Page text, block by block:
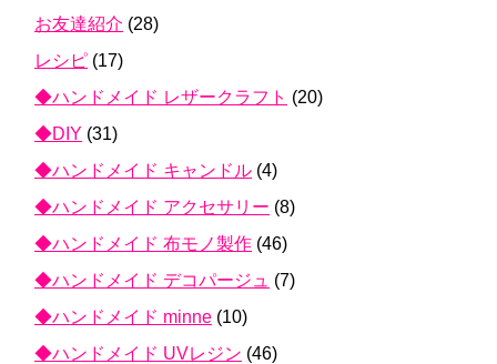
お友達紹介 (28)
レシピ (17)
◆ハンドメイド レザークラフト (20)
◆DIY (31)
◆ハンドメイド キャンドル (4)
◆ハンドメイド アクセサリー (8)
◆ハンドメイド 布モノ製作 (46)
◆ハンドメイド デコパージュ (7)
◆ハンドメイド minne (10)
◆ハンドメイド UVレジン (46)